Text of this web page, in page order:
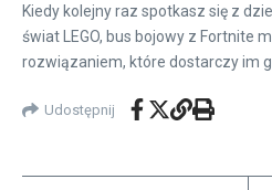
Kiedy kolejny raz spotkasz się z
świat LEGO, bus bojowy z Fortnite
rozwiązaniem, które dostarczy im
Udostępnij